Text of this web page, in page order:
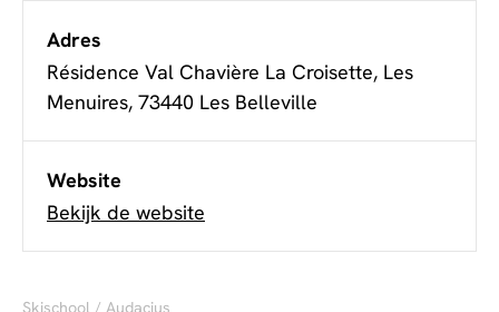
Adres
Résidence Val Chavière La Croisette, Les
Menuires, 73440 Les Belleville
Website
Bekijk de website
Skischool / Audacius